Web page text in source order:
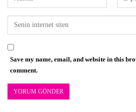
Save my name, email, and website in this
comment.